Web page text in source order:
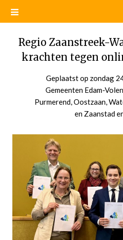
Regio Zaanstreek-
krachten tegen
Geplaatst op zondag
Gemeenten Edam-
Purmerend, Oostzaan,
en Zaanstad